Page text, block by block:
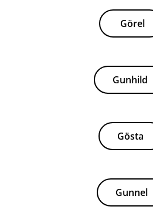
Görel
Gunhild
Gösta
Gunnel